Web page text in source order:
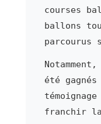
courses
ballons
parcourus
été
franchir